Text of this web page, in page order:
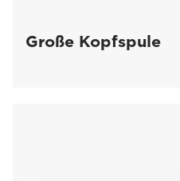
Große Kopfspule